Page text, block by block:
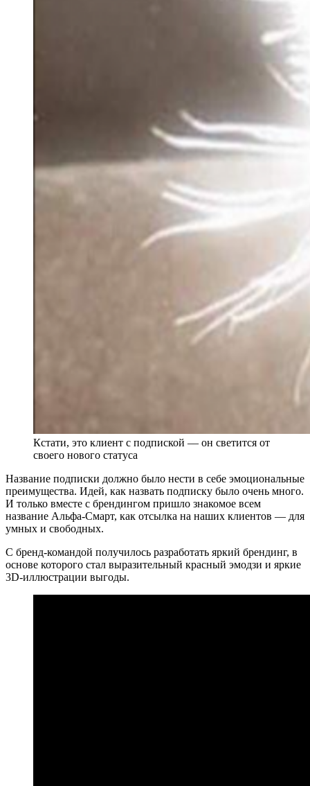
Кстати, это клиент с подпиской –– он светится от
своего нового статуса
Название подписки должно было нести в себе эмоциональные
преимущества. Идей, как назвать подписку было очень много.
И только вместе с брендингом пришло знакомое всем
название Альфа-Смарт, как отсылка на наших клиентов — для
умных и свободных.
С бренд-командой получилось разработать яркий брендинг, в
основе которого стал выразительный красный эмодзи и яркие
3D-иллюстрации выгоды.